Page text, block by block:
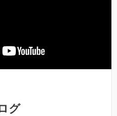
グ